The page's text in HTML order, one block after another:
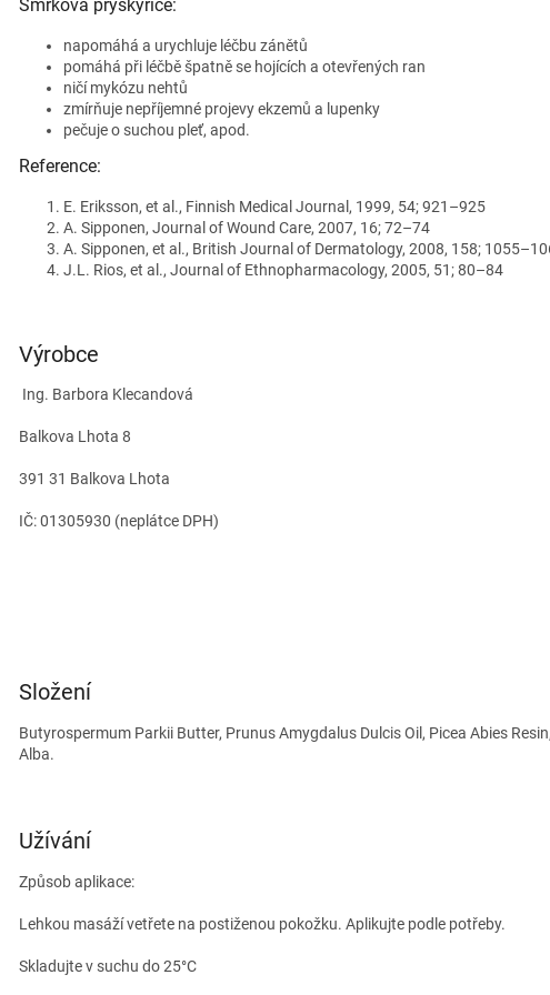
Smrková pryskyřice:
napomáhá a urychluje léčbu zánětů
pomáhá při léčbě špatně se hojících a otevřených ran
ničí mykózu nehtů
zmírňuje nepříjemné projevy ekzemů a lupenky
pečuje o suchou pleť, apod.
Reference:
E. Eriksson, et al., Finnish Medical Journal, 1999, 54; 921–925
A. Sipponen, Journal of Wound Care, 2007, 16; 72–74
A. Sipponen, et al., British Journal of Dermatology, 2008, 158;
J.L. Rios, et al., Journal of Ethnopharmacology, 2005, 51; 80–84
Výrobce
Ing. Barbora Klecandová
Balkova Lhota 8
391 31 Balkova Lhota
IČ: 01305930 (neplátce DPH)
Složení
Butyrospermum Parkii Butter, Prunus Amygdalus Dulcis Oil, Picea Abies
Alba.
Užívání
Způsob aplikace:
Lehkou masáží vetřete na postiženou pokožku. Aplikujte podle potřeby.
Skladujte v suchu do 25°C